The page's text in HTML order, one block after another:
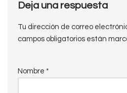
Deja una respuesta
Tu dirección de correo
campos obligatorios están
Nombre *